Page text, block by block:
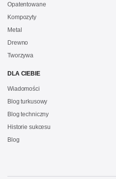
Opatentowane
Kompozyty
Metal
Drewno
Tworzywa
DLA CIEBIE
Wiadomości
Blog turkusowy
Blog techniczny
Historie sukcesu
Blog